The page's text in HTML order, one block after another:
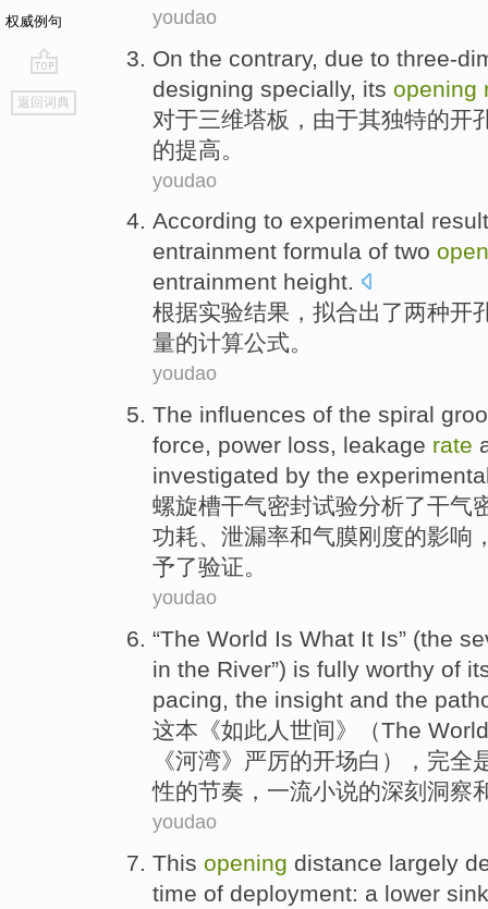
权威例句
go
top
返回词典
youdao
On the contrary, due to three-
designing specially, its opening
对于三维塔板， 由于其独特的开
的提高 。
youdao
According to experimental
entrainment formula of two
entrainment height.
根据实验结果 ， 拟合出了两种开
量的计算公式。
youdao
The influences of the spiral
force, power loss, leakage rate
investigated by the
螺旋槽干气密封试验分析了干气
功耗、 泄漏率和气膜刚度的影响
予了验证。
youdao
“The World Is What It Is” (the
in the River”) is fully worthy of
pacing, the insight and the
这本《如此人 世间》（The World
《河湾》 严厉的开场白 ）， 完全
性的节奏 ， 一流小说的深刻 洞察
youdao
This opening distance largely
time of deployment: a lower